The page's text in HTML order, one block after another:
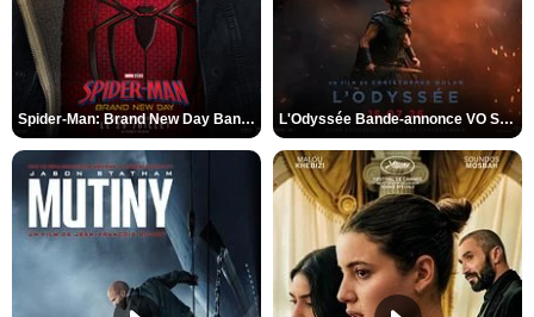
Spider-Man: Brand New Day Bande-annonce VO STFR L'Odyssée Bande-annonce VO STFR